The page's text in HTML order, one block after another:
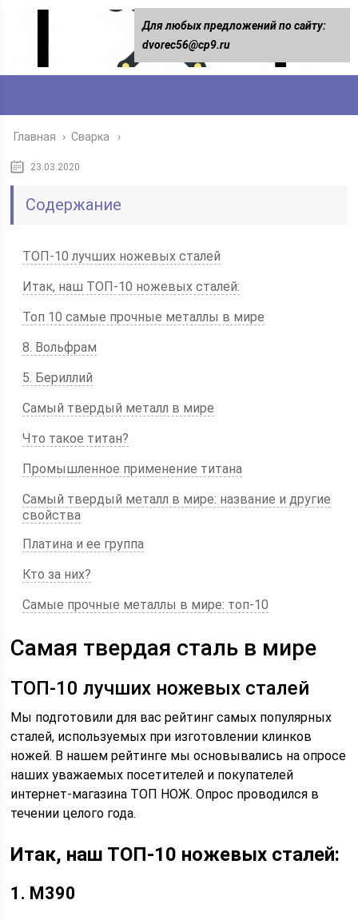
Главная › Сварка
23.03.2020
Содержание
ТОП-10 лучших ножевых сталей
Итак, наш ТОП-10 ножевых сталей:
Топ 10 самые прочные металлы в мире
8. Вольфрам
5. Бериллий
Самый твердый металл в мире
Что такое титан?
Промышленное применение титана
Самый твердый металл в мире: название и другие
свойства
Платина и ее группа
Кто за них?
Самые прочные металлы в мире: топ-10
Самая твердая сталь в мире
ТОП-10 лучших ножевых сталей
Мы подготовили для вас рейтинг самых популярных
сталей, используемых при изготовлении клинков
ножей. В нашем рейтинге мы основывались на опросе
наших уважаемых посетителей и покупателей
интернет-магазина ТОП НОЖ. Опрос проводился в
течении целого года.
Итак, наш ТОП-10 ножевых сталей:
1. M390
Для любых предложений по сайту:
dvorec56@cp9.ru